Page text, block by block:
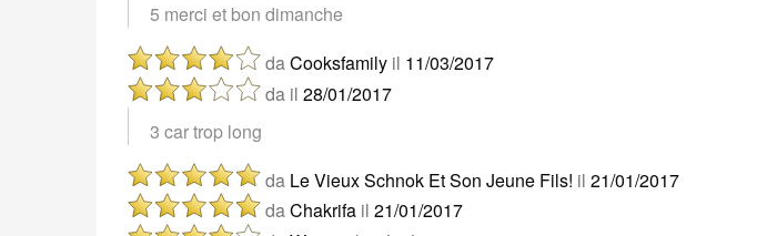
5 merci et bon dimanche
daCooksfamily il 11/03/2017
da il 28/01/2017
3 car trop long
da Le Vieux Schnok Et Son Jeune Fils! il 21/01/2017
daChakrifa il 21/01/2017